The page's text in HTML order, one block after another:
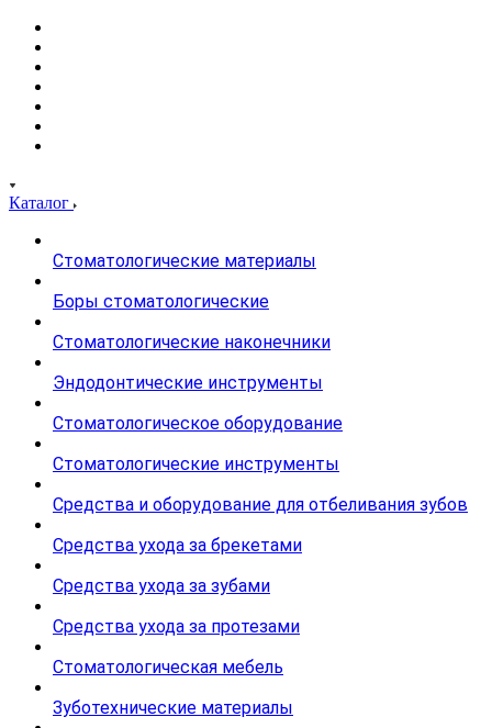
Каталог
Стоматологические материалы
Боры стоматологические
Стоматологические наконечники
Эндодонтические инструменты
Стоматологическое оборудование
Стоматологические инструменты
Средства и оборудование для отбеливания зубов
Средства ухода за брекетами
Средства ухода за зубами
Средства ухода за протезами
Стоматологическая мебель
Зуботехнические материалы